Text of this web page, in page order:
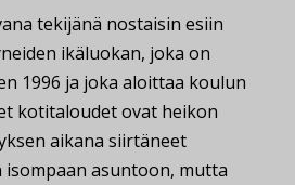
tekijänä nostaisin esiin
ikäluokan, joka on
1996 ja joka aloittaa koulun
kotitaloudet ovat heikon
aikana siirtäneet
asuntoon, mutta